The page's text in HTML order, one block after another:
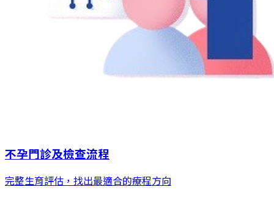
不孕門診及檢查流程
完整生育評估，找出最適合的療程方向